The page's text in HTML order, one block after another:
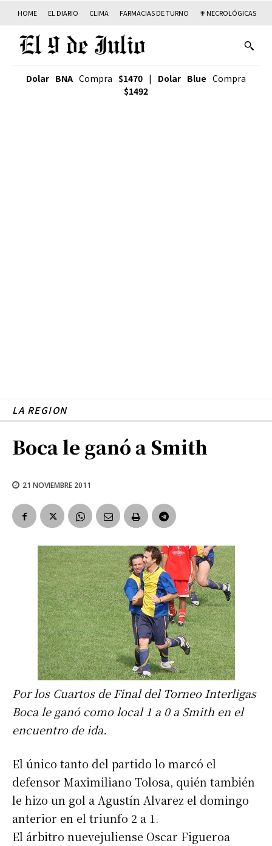
HOME EL DIARIO CLIMA FARMACIAS DE TURNO ✟ NECROLÓGICAS
Dolar BNA Compra $1470 | Dolar Blue Compra
$1492
LA REGION
Boca le ganó a Smith
21 NOVIEMBRE 2011
Por los Cuartos de Final del Torneo Interligas
Boca le ganó como local 1 a 0 a Smith en el
encuentro de ida.
El único tanto del partido lo marcó el
defensor Maximiliano Tolosa, quién también
le hizo un gol a Agustín Alvarez el domingo
anterior en el triunfo 2 a 1.
El árbitro nuevejuliense Oscar Figueroa